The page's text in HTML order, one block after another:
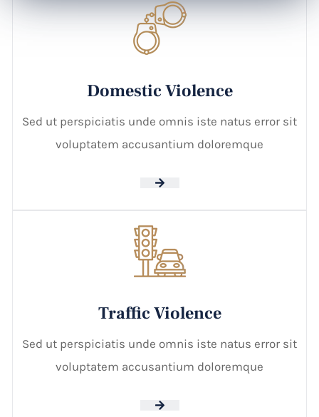
Domestic Violence
Sed ut perspiciatis unde omnis iste natus error sit
voluptatem accusantium doloremque
Traffic Violence
Sed ut perspiciatis unde omnis iste natus error sit
voluptatem accusantium doloremque